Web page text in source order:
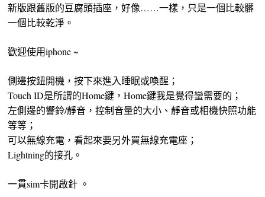
新版跟舊版的豆腐頭插座，好像……一樣，只是一個比較髒
一個比較乾淨。
歡迎使用iphone ~
側邊按鈕開機，按下來進入睡眠或喚醒；
Touch ID是所謂的Home鍵，Home鍵我是覺得蠻需要的；
左側邊的響鈴/靜音，控制音量的大小、靜音或相機快照功能
等等；
可以無線充電，看起來要另外買無線充電座；
Lightning的接孔。
一貫sim卡開啟針 。